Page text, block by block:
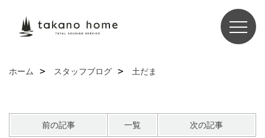
ホーム スタッフブログ 土だま
前の記事 一覧 次の記事